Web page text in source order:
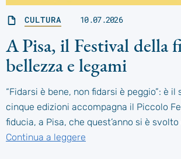
CULTURA 10.07.2026
A Pisa, il Festival della
bellezza e legami
“Fidarsi è bene, non fidarsi è peggio”: è
cinque edizioni accompagna il Piccolo
fiducia, a Pisa, che quest’anno si è svolto
Continua a leggere